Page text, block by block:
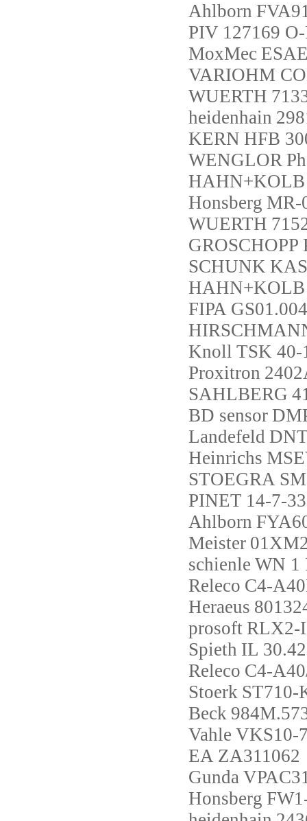
Ahlborn
PIV 127169
MoxMec
VARIOHM
WUERTH
heidenhain
KERN HFB
WENGLOR
HAHN+KOLB
Honsberg MR-
WUERTH
GROSCHOPP
SCHUNK
HAHN+KOLB
FIPA GS01.004
Knoll TSK 40-
Proxitron
SAHLBERG
BD sensor
Landefeld
Heinrichs
STOEGRA
PINET 14-7-
Ahlborn
Meister
schienle WN 1
Releco C4-
Heraeus
prosoft RLX2-
Spieth IL 30.42
Releco C4-
Stoerk ST710-
Beck
Vahle VKS10-
EA ZA311062
Gunda
Honsberg